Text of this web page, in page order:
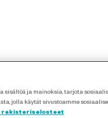
sisältöä ja mainoksia, tarjota
jolla käytät sivustoamme
rekisteriselosteet